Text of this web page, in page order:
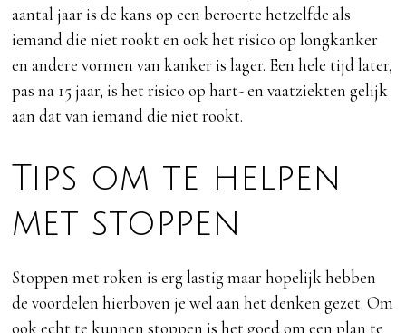
aantal jaar is de kans op een beroerte hetzelfde als
iemand die niet rookt en ook het risico op longkanker
en andere vormen van kanker is lager. Een hele tijd later,
pas na 15 jaar, is het risico op hart- en vaatziekten gelijk
aan dat van iemand die niet rookt.
Tips om te helpen
met stoppen
Stoppen met roken is erg lastig maar hopelijk hebben
de voordelen hierboven je wel aan het denken gezet. Om
ook echt te kunnen stoppen is het goed om een plan te